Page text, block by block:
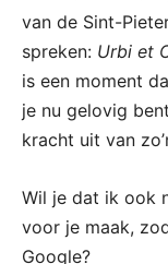
van de Sint-
spreken: Urbi et
is een moment
je nu gelovig
kracht uit van
Wil je dat ik ook
voor je maak,
Google?